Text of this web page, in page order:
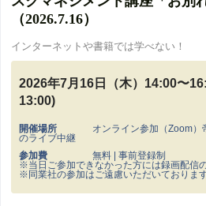
（2026.7.16）
インターネットや書籍では学べない！
2026年7月16日（木）14:00〜
13:00)
開催場所
オンライン参加（Zoom
のライブ中継
参加費
無料 | 事前登録制
※当日ご参加できなかった方には録画配信
※同業社の参加はご遠慮いただいております